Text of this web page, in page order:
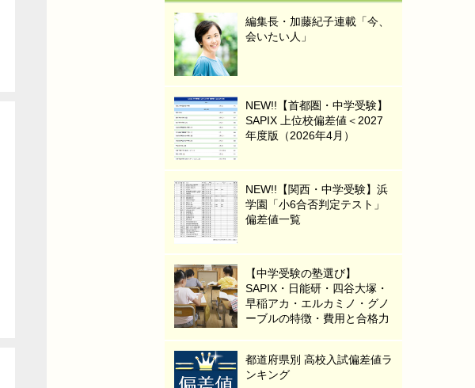
編集長・加藤紀子連載「今、
会いたい人」
NEW!!【首都圏・中学受験】
SAPIX 上位校偏差値＜2027
年度版（2026年4月）
NEW!!【関西・中学受験】浜
学園「小6合否判定テスト」
偏差値一覧
【中学受験の塾選び】
SAPIX・日能研・四谷大塚・
早稲アカ・エルカミノ・グノ
ーブルの特徴・費用と合格力
都道府県別 高校入試偏差値ラ
ンキング